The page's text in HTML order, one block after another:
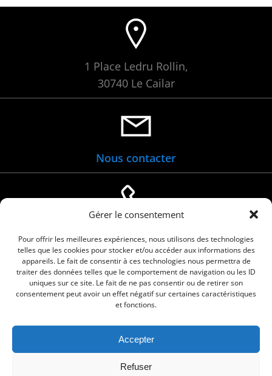
Gérer le consentement
Pour offrir les meilleures expériences, nous utilisons des technologies
telles que les cookies pour stocker et/ou accéder aux informations des
appareils. Le fait de consentir à ces technologies nous permettra de
traiter des données telles que le comportement de navigation ou les ID
uniques sur ce site. Le fait de ne pas consentir ou de retirer son
consentement peut avoir un effet négatif sur certaines caractéristiques
et fonctions.
Accepter
Refuser
1 Place Ledru Rollin,
30740 Le Cailar
Nous contacter
04 66 88 01 05
© 2026 Commune de Le Cailar. Service proposé